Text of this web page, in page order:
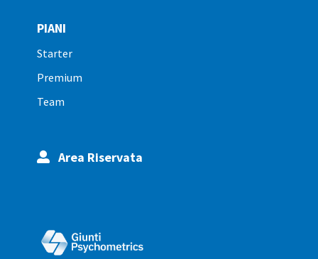
PIANI
starter
premium
team
Area Riservata